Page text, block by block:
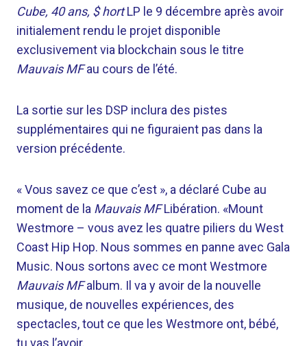
Cube, 40 ans, $ hortLP le 9 décembre après avoir
initialement rendu le projet disponible
exclusivement via blockchain sous le titre
Mauvais MFau cours de l’été.
La sortie sur les DSP inclura des pistes
supplémentaires qui ne figuraient pas dans la
version précédente.
« Vous savez ce que c’est », a déclaré Cube au
moment de la Mauvais MFLibération. «Mount
Westmore – vous avez les quatre piliers du West
Coast Hip Hop. Nous sommes en panne avec Gala
Music. Nous sortons avec ce mont Westmore
Mauvais MFalbum. Il va y avoir de la nouvelle
musique, de nouvelles expériences, des
spectacles, tout ce que les Westmore ont, bébé,
tu vas l’avoir.